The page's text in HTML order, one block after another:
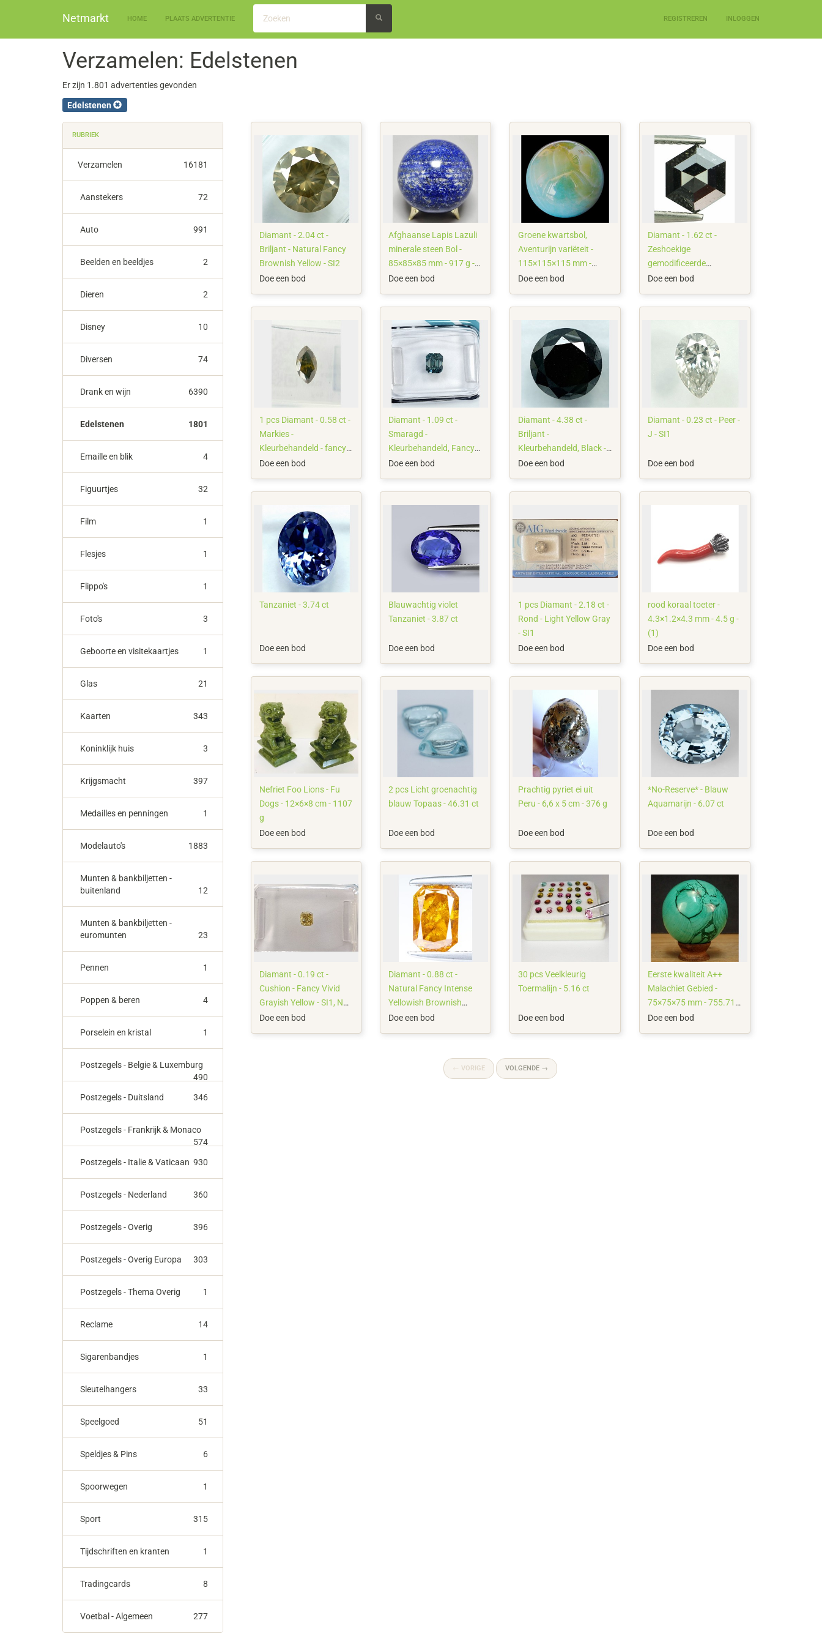
Netmarkt HOME PLAATS ADVERTENTIE REGISTREREN INLOGGEN
Verzamelen: Edelstenen
Er zijn 1.801 advertenties gevonden
Edelstenen
RUBRIEK
Verzamelen 16181
Aanstekers 72
Auto 991
Beelden en beeldjes 2
Dieren 2
Disney 10
Diversen 74
Drank en wijn 6390
Edelstenen 1801
Emaille en blik 4
Figuurtjes 32
Film 1
Flesjes 1
Flippo's 1
Foto's 3
Geboorte en visitekaartjes 1
Glas 21
Kaarten 343
Koninklijk huis 3
Krijgsmacht 397
Medailles en penningen 1
Modelauto's 1883
Munten & bankbiljetten -
buitenland
12
Munten & bankbiljetten -
euromunten
23
Pennen 1
Poppen & beren 4
Porselein en kristal 1
Postzegels - Belgie & Luxemburg
490
Postzegels - Duitsland 346
Postzegels - Frankrijk & Monaco
574
Postzegels - Italie & Vaticaan 930
Postzegels - Nederland 360
Postzegels - Overig 396
Postzegels - Overig Europa 303
Postzegels - Thema Overig 1
Reclame 14
Sigarenbandjes 1
Sleutelhangers 33
Speelgoed 51
Speldjes & Pins 6
Spoorwegen 1
Sport 315
Tijdschriften en kranten 1
Tradingcards 8
Voetbal - Algemeen 277
Diamant - 2.04 ct -
Briljant - Natural Fancy
Brownish Yellow - SI2
Doe een bod
Afghaanse Lapis Lazuli
minerale steen Bol -
85×85×85 mm - 917 g -
(1)
Doe een bod
Groene kwartsbol,
Aventurijn variëteit -
115×115×115 mm -
1960 g
Doe een bod
Diamant - 1.62 ct -
Zeshoekige
gemodificeerde
stapsgewijze snede -
Reserve
Doe een bod
1 pcs Diamant - 0.58 ct -
Markies -
Kleurbehandeld - fancy
bruinachtig groenachtig
Doe een bod
Diamant - 1.09 ct -
Smaragd -
Kleurbehandeld, Fancy
Deep Greenish Blue - SI1
Doe een bod
Diamant - 4.38 ct -
Briljant -
Kleurbehandeld, Black -
N/A
Doe een bod
Diamant - 0.23 ct - Peer -
J - SI1
Doe een bod
Tanzaniet - 3.74 ct
Doe een bod
Blauwachtig violet
Tanzaniet - 3.87 ct
Doe een bod
1 pcs Diamant - 2.18 ct -
Rond - Light Yellow Gray
- SI1
Doe een bod
rood koraal toeter -
4.3×1.2×4.3 mm - 4.5 g -
(1)
Doe een bod
Nefriet Foo Lions - Fu
Dogs - 12×6×8 cm - 1107
g
Doe een bod
2 pcs Licht groenachtig
blauw Topaas - 46.31 ct
Doe een bod
Prachtig pyriet ei uit
Peru - 6,6 x 5 cm - 376 g
Doe een bod
*No-Reserve* - Blauw
Aquamarijn - 6.07 ct
Doe een bod
Diamant - 0.19 ct -
Cushion - Fancy Vivid
Grayish Yellow - SI1, No
Reserve Price
Doe een bod
Diamant - 0.88 ct -
Natural Fancy Intense
Yellowish Brownish
Orange - I3 *NO
Doe een bod
30 pcs Veelkleurig
Toermalijn - 5.16 ct
Doe een bod
Eerste kwaliteit A++
Malachiet Gebied -
75×75×75 mm - 755.71
g
Doe een bod
← VORIGE VOLGENDE →